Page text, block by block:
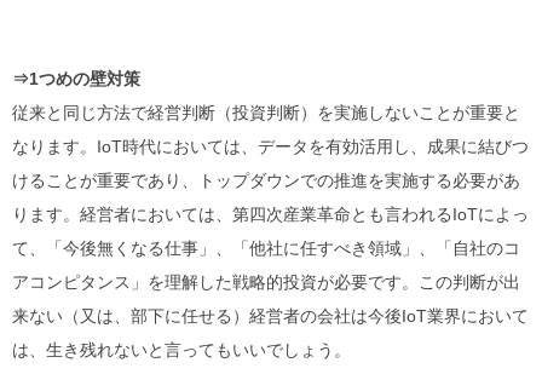
⇒1つめの壁対策
従来と同じ方法で経営判断（投資判断）を実施しないことが重要と
なります。 IoT時代においては、データを有効活用し、成果に結びつ
けることが重要であり、トップダウンでの推進を実施する必要があ
ります。経営者においては、第四次産業革命とも言われるIoTによっ
て、「今後無くなる仕事」、「他社に任すべき領域」、「自社のコ
アコンピタンス」を理解した戦略的投資が必要です。この判断が出
来ない（又は、部下に任せる）経営者の会社は今後IoT業界において
は、生き残れないと言ってもいいでしょう。